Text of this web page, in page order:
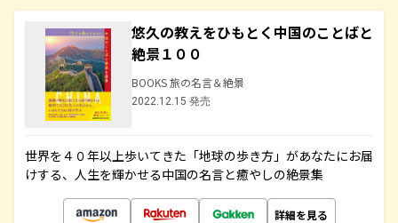
悠久の教えをひもとく中国のことばと
絶景１００
BOOKS 旅の名言＆絶景
2022.12.15 発売
世界を４０年以上歩いてきた「地球の歩き方」があなたにお届
けする、人生を輝かせる中国の名言と癒やしの絶景集
詳細を見る